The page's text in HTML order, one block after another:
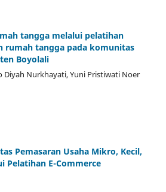
tangga melalui pelatihan
rumah tangga pada komunitas
Boyolali
Diyah Nurkhayati, Yuni Pristiwati Noer
Pemasaran Usaha Mikro, Kecil,
Pelatihan E-Commerce